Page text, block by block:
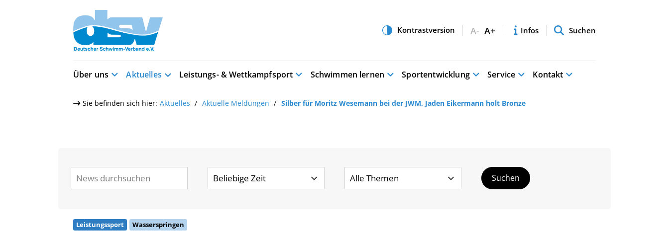
A- A+ Infos Suchen
Über uns Aktuelles Leistungs- & Wettkampfsport Schwimmen lernen Sportentwicklung Service Kontakt
Sie befinden sich hier: Aktuelles Aktuelle Meldungen Silber für Moritz Wesemann bei der JWM, Jaden Eikermann holt Bronze
Leistungssport Wasserspringen